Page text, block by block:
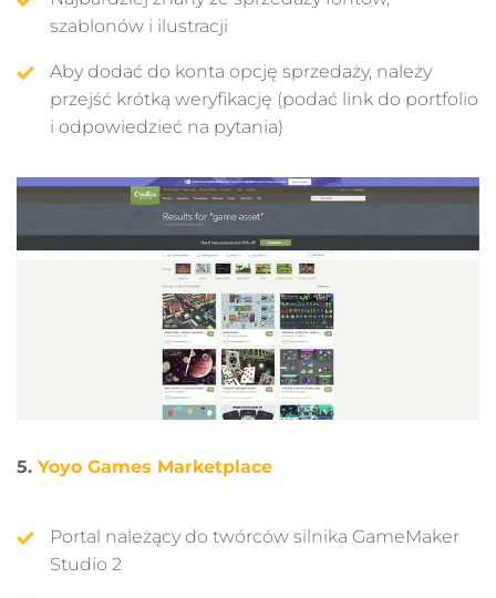
szablonów i ilustracji
Aby dodać do konta opcję sprzedaży, należy
przejść krótką weryfikację (podać link do portfolio
i odpowiedzieć na pytania)
5. Yoyo Games Marketplace
Portal należący do twórców silnika GameMaker
Studio 2